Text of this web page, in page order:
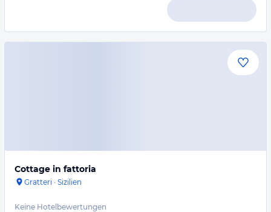
Cottage in fattoria
Gratteri · Sizilien
Keine Hotelbewertungen